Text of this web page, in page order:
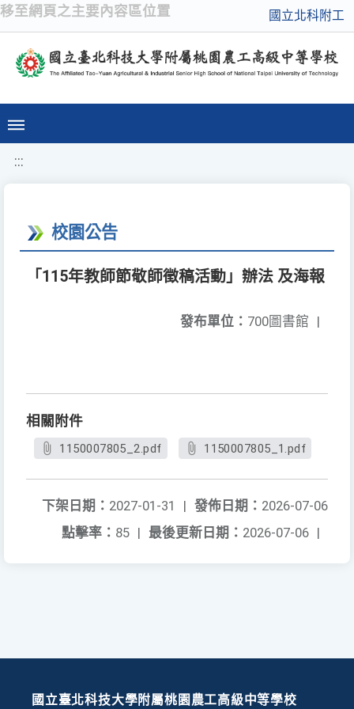
移至網頁之主要內容區位置 國立北科附工
:::
校園公告
「115年教師節敬師徵稿活動」辦法 及海報
發布單位： 700圖書館 |
相關附件
1150007805_2.pdf 1150007805_1.pdf
發佈日期： 2026-07-06
下架日期： 2027-01-31
|
最後更新日期： 2026-07-06 |
點擊率： 85 |
國立臺北科技大學附屬桃園農工高級中等學校